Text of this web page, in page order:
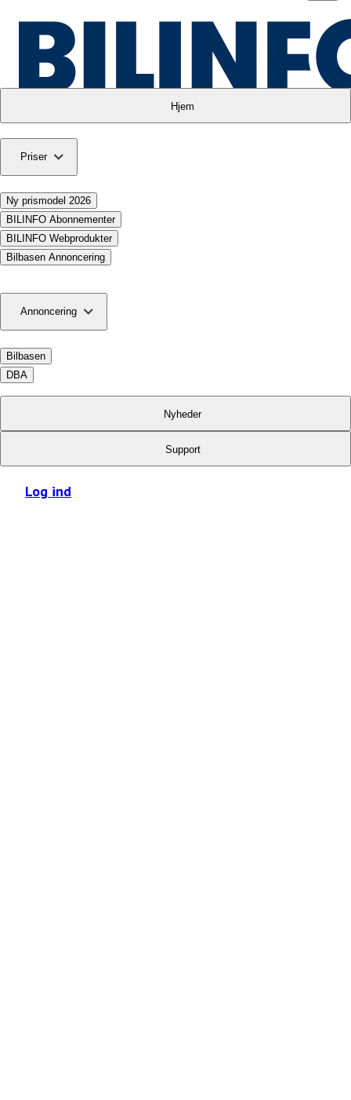
Hjem
Priser
Ny prismodel 2026
BILINFO Abonnementer
BILINFO Webprodukter
Bilbasen Annoncering
Annoncering
Bilbasen
DBA
Nyheder
Support
Log ind